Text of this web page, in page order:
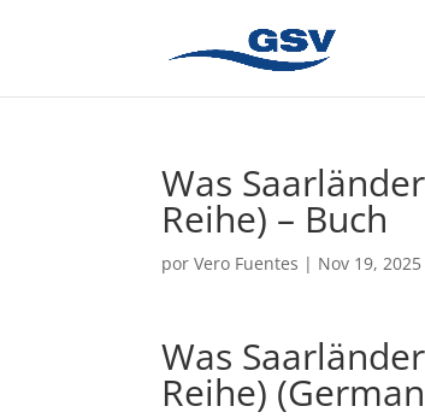
Was
Reihe) – Buch
porVero Fuentes | Nov 19, 2025
Was
Reihe)